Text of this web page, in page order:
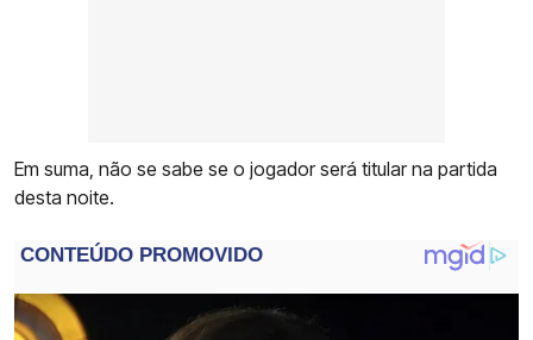
Em suma, não se sabe se o jogador será titular na partida
desta noite.